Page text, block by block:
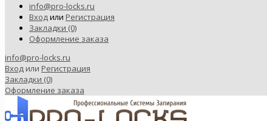
info@pro-locks.ru
Входили Регистрация
Закладки (0)
Оформление заказа
info@pro-locks.ru
Вход или Регистрация
Закладки (0)
Оформление заказа